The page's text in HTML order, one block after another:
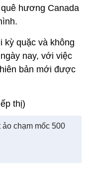
hương Canada
kỳ quặc và không
nay, với việc
bản mới được
thị)
ảo chạm mốc 500